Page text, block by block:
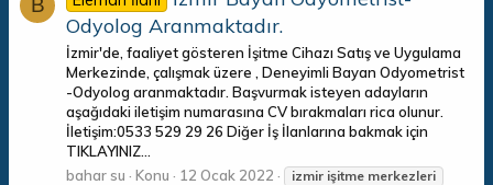
B
Odyolog Aranmaktadır.
İzmir'de, faaliyet gösteren İşitme Cihazı Satış ve Uygulama
Merkezinde, çalışmak üzere , Deneyimli Bayan Odyometrist
-Odyolog aranmaktadır. Başvurmak isteyen adayların
aşağıdaki iletişim numarasına CV bırakmaları rica olunur.
İletişim:0533 529 29 26 Diğer İş İlanlarına bakmak için
TIKLAYINIZ...
bahar su
Konu 12 Ocak 2022 izmir işitme merkezleri